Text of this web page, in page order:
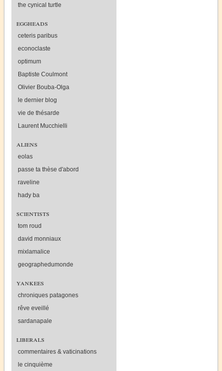
the cynical turtle
eggheads
ceteris paribus
econoclaste
optimum
Baptiste Coulmont
Olivier Bouba-Olga
le dernier blog
vie de thésarde
Laurent Mucchielli
aliens
eolas
passe ta thèse d'abord
raveline
hady ba
scientists
tom roud
david monniaux
mixlamalice
geographedumonde
yankees
chroniques patagones
rêve eveillé
sardanapale
liberals
commentaires & vaticinations
le cinquième